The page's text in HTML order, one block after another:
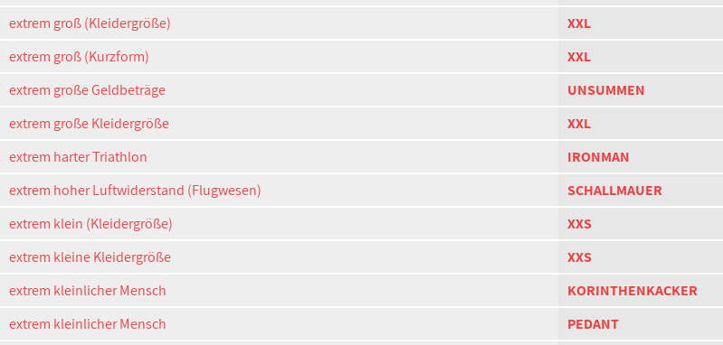
extrem groß (Kleidergröße)
XXL
extrem groß (Kurzform)
XXL
extrem große Geldbeträge
UNSUMMEN
extrem große Kleidergröße
XXL
extrem harter Triathlon
IRONMAN
extrem hoher Luftwiderstand (Flugwesen)
SCHALLMAUER
extrem klein (Kleidergröße)
XXS
extrem kleine Kleidergröße
XXS
extrem kleinlicher Mensch
KORINTHENKACKER
extrem kleinlicher Mensch
PEDANT